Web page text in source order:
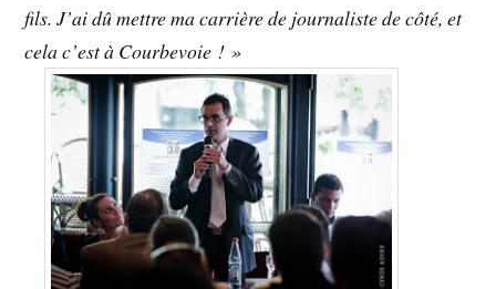
fils. J’ai dû mettre ma carrière de journaliste de côté, et
cela c’est à Courbevoie ! »